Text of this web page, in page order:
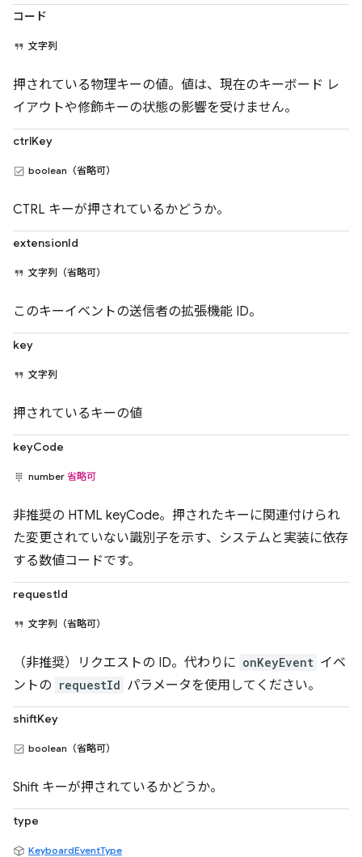
コード
文字列
押されている物理キーの値。値は、現在のキーボード レ
イアウトや修飾キーの状態の影響を受けません。
ctrlKey
boolean（省略可）
CTRL キーが押されているかどうか。
extensionId
文字列（省略可）
このキーイベントの送信者の拡張機能 ID。
key
文字列
押されているキーの値
keyCode
number 省略可
非推奨の HTML keyCode。押されたキーに関連付けられ
た変更されていない識別子を示す、システムと実装に依存
する数値コードです。
requestId
文字列（省略可）
（非推奨）リクエストの ID。代わりに onKeyEvent イベ
ントの requestId パラメータを使用してください。
shiftKey
boolean（省略可）
Shift キーが押されているかどうか。
type
KeyboardEventType